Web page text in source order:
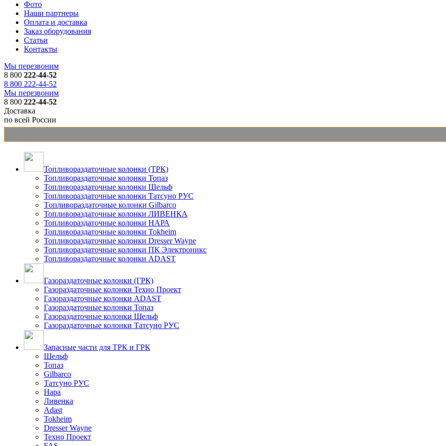
Фото
Наши партнеры
Оплата и доставка
Заказ оборудования
Статьи
Контакты
Мы перезвоним
8 800 222-44-52
8 800 222-44-52
Мы перезвоним
8 800 222-44-52
Доставка
по всей России
Топливораздаточные колонки (ТРК)
Топливораздаточные колонки Топаз
Топливораздаточные колонки Шельф
Топливораздаточные колонки Татсуно РУС
Tопливораздаточные колонки Gilbarco
Топливораздаточные колонки ЛИВЕНКА
Топливораздаточные колонки НАРА
Топливораздаточные колонки Tokheim
Топливораздаточные колонки Dresser Wayne
Топливораздаточные колонки ПК Электроникс
Топливораздаточные колонки ADAST
Газораздаточные колонки (ГРК)
Газораздаточные колонки Техно Проект
Газораздаточные колонки ADAST
Газораздаточные колонки Топаз
Газораздаточные колонки Шельф
Газораздаточные колонки Татсуно РУС
Запасные части для ТРК и ГРК
Шельф
Топаз
Gilbarco
Татсуно РУС
Нара
Ливенка
Adast
Tokheim
Dresser Wayne
Техно Проект